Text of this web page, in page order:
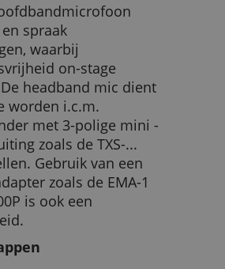
spraak
waarbij
on-stage
headband mic dient
worden i.c.m.
met 3-polige mini -
zoals de TXS-...
Gebruik van een
zoals de EMA-1
is ook een